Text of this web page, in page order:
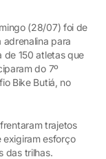
(28/07) foi de
adrenalina para
de 150 atletas que
do 7º
Bike Butiá, no
trajetos
esforço
das trilhas.